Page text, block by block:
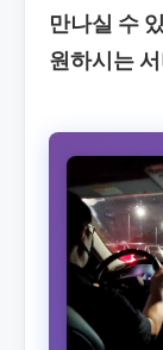
만나실 수
원하시는